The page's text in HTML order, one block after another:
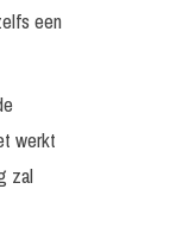
een
werkt
zal